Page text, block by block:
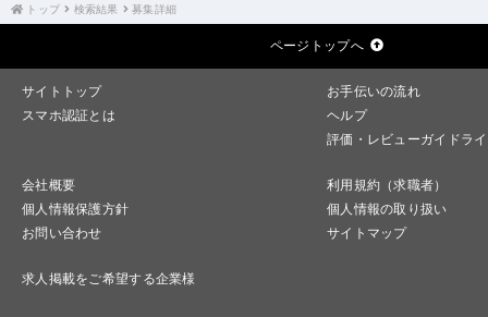
トップ 検索結果 募集詳細
ページトップへ
サイトトップ
お手伝いの流れ
スマホ認証とは
ヘルプ
評価・レビューガイドラ
会社概要
利用規約（求職者）
個人情報保護方針
個人情報の取り扱い
お問い合わせ
サイトマップ
求人掲載をご希望する企業様